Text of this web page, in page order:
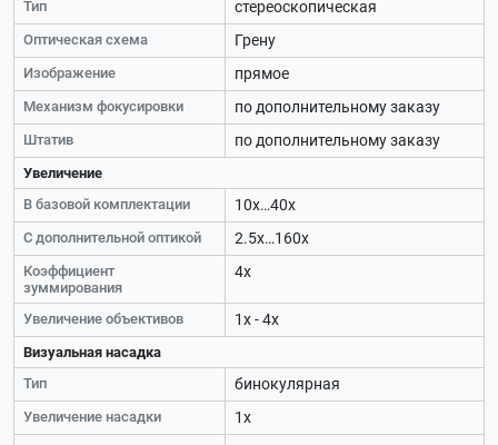
Тип
стереоскопическая
Оптическая схема Грену
Изображение прямое
Механизм фокусировки по дополнительному заказу
Штатив по дополнительному заказу
Увеличение
В базовой комплектации
10х…40х
С дополнительной оптикой 2.5х…160х
Коэффициент
зуммирования
4х
Увеличение объективов 1х - 4х
Визуальная насадка
Тип
бинокулярная
Увеличение насадки 1х